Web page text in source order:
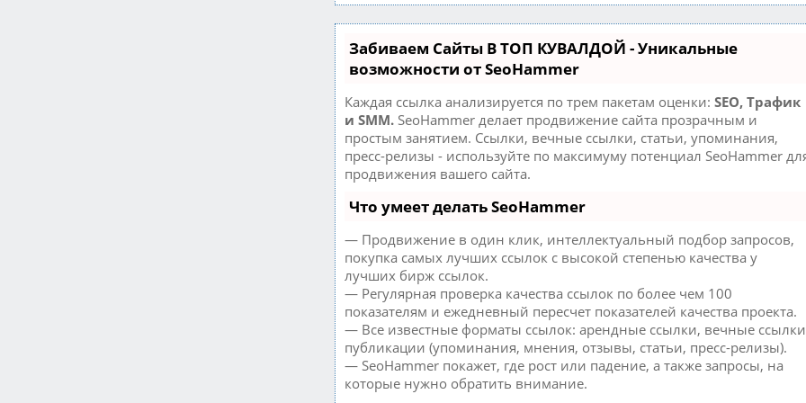
Забиваем Сайты В ТОП КУВАЛДОЙ - Уникальные
возможности от SeoHammer
Каждая ссылка анализируется по трем пакетам оценки: SEO, Трафик
и SMM. SeoHammer делает продвижение сайта прозрачным и
простым занятием. Ссылки, вечные ссылки, статьи, упоминания,
пресс-релизы - используйте по максимуму потенциал SeoHammer
продвижения вашего сайта.
Что умеет делать SeoHammer
— Продвижение в один клик, интеллектуальный подбор запросов,
покупка самых лучших ссылок с высокой степенью качества у
лучших бирж ссылок.
— Регулярная проверка качества ссылок по более чем 100
показателям и ежедневный пересчет показателей качества проекта.
— Все известные форматы ссылок: арендные ссылки, вечные
публикации (упоминания, мнения, отзывы, статьи, пресс-релизы).
— SeoHammer покажет, где рост или падение, а также запросы, на
которые нужно обратить внимание.